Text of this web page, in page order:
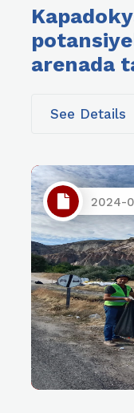
arenada
See Details
2024-